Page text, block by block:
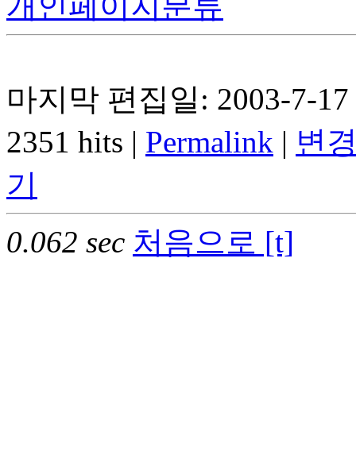
마지막 편집일: 2003-7-
2351 hits | Permalink | 변
기
0.062 sec 처음으로 [t]